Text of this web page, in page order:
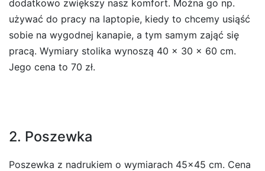
dodatkowo zwiększy nasz komfort. Można go np.
używać do pracy na laptopie, kiedy to chcemy usiąść
sobie na wygodnej kanapie, a tym samym zająć się
pracą. Wymiary stolika wynoszą 40 x 30 x 60 cm.
Jego cena to 70 zł.
2. Poszewka
Poszewka z nadrukiem o wymiarach 45×45 cm. Cena